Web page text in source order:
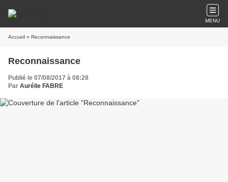
MENU
Accueil » Reconnaissance
Reconnaissance
Publié le 07/08/2017 à 08:28
Par Aurélie FABRE